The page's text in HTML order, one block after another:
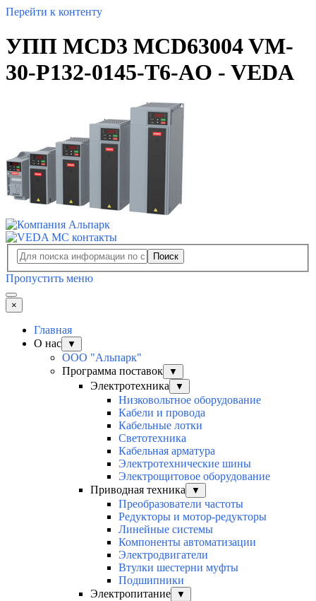
Перейти к контенту
УПП MCD3 MCD63004 VM-
30-P132-0145-T6-AO - VEDA
Поиск
Пропустить меню
×
Главная
О нас
▼
ООО "Альпарк"
Программа поставок
▼
Электротехника ▼
Низковольтное оборудование
Кабели и провода
Кабельные лотки
Светотехника
Кабельная арматура
Электротехнические шины
Электрощитовое оборудование
Приводная техника
▼
Преобразователи частоты
Редукторы и мотор-редукторы
Линейные системы
Компоненты автоматизации
Электродвигатели
Втулки шестерни муфты
Подшипники
Электропитание
▼